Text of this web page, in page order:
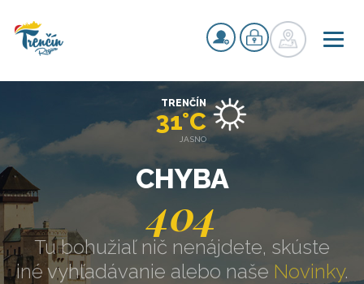
CHYBA
404
Tu bohužiaľ nič nenájdete, skúste
iné vyhľadávanie alebo naše Novinky.
TRENČÍN
31°C
JASNO